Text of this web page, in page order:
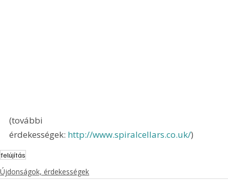
(további
érdekességek: http://www.spiralcellars.co.uk/)
felújítás
Újdonságok, érdekességek